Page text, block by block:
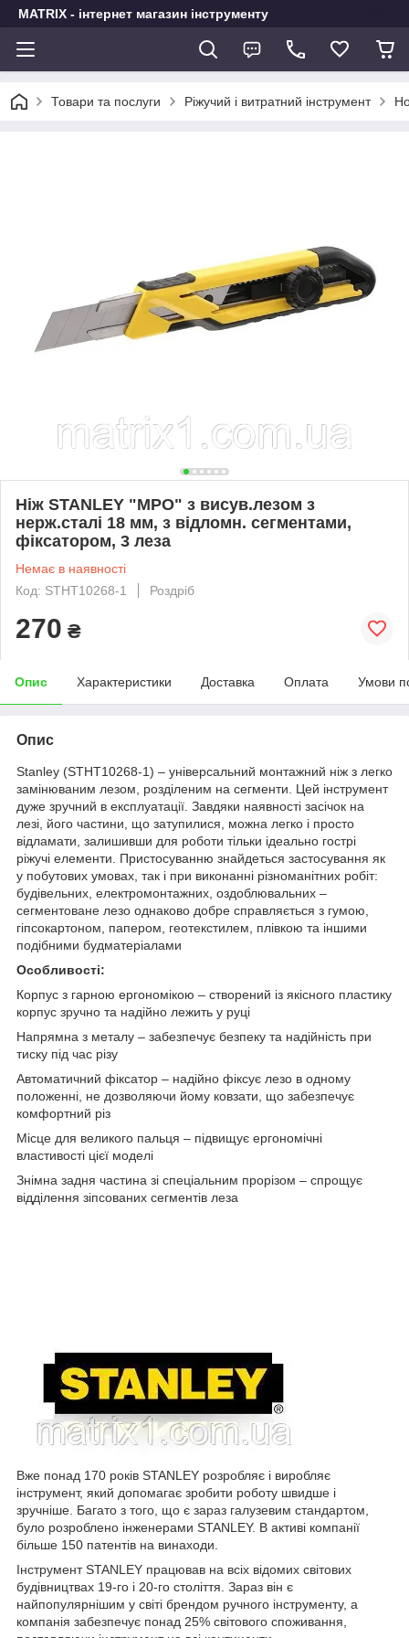
MATRIX - інтернет магазин інструменту
Товари та послуги Ріжучий і витратний інструмент
Ніж STANLEY "MPO" з висув.лезом з
нерж.сталі 18 мм, з відломн. сегментами,
фіксатором, 3 леза
Немає в наявності
Код: STHT10268-1
Роздріб
270 ₴
Опис Характеристики Доставка Оплата Умови
Опис
Stanley (STHT10268-1) – універсальний монтажний ніж з легко
замінюваним лезом, розділеним на сегменти. Цей інструмент
дуже зручний в експлуатації. Завдяки наявності засічок на
лезі, його частини, що затупилися, можна легко і просто
відламати, залишивши для роботи тільки ідеально гострі
ріжучі елементи. Пристосуванню знайдеться застосування як
у побутових умовах, так і при виконанні різноманітних робіт:
будівельних, електромонтажних, оздоблювальних –
сегментоване лезо однаково добре справляється з гумою,
гіпсокартоном, папером, геотекстилем, плівкою та іншими
подібними будматеріалами
Особливості:
Корпус з гарною ергономікою – створений із якісного пластику
корпус зручно та надійно лежить у руці
Напрямна з металу – забезпечує безпеку та надійність при
тиску під час різу
Автоматичний фіксатор – надійно фіксує лезо в одному
положенні, не дозволяючи йому ковзати, що забезпечує
комфортний різ
Місце для великого пальця – підвищує ергономічні
властивості цієї моделі
Знімна задня частина зі спеціальним прорізом – спрощує
відділення зіпсованих сегментів леза
Вже понад 170 років STANLEY розробляє і виробляє
інструмент, який допомагає зробити роботу швидше і
зручніше. Багато з того, що є зараз галузевим стандартом,
було розроблено інженерами STANLEY. В активі компанії
більше 150 патентів на винаходи.
Інструмент STANLEY працював на всіх відомих світових
будівництвах 19-го і 20-го століття. Зараз він є
найпопулярнішим у світі брендом ручного інструменту, а
компанія забезпечує понад 25% світового споживання,